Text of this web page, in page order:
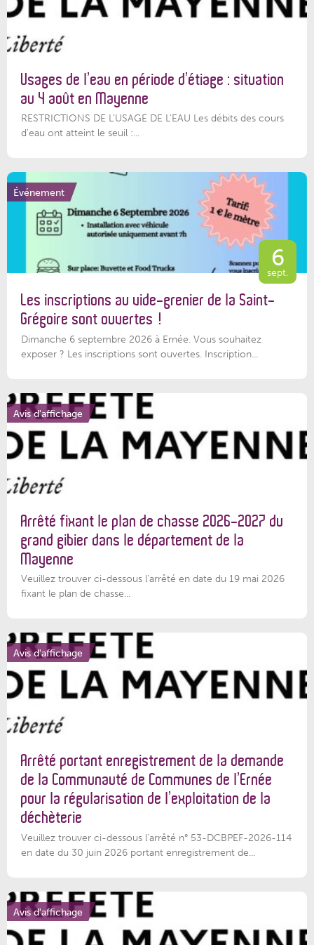
Usages de l’eau en période d’étiage : situation
au 4 août en Mayenne
RESTRICTIONS DE L’USAGE DE L’EAU Les débits des cours
d'eau ont atteint le seuil :...
Événement
6
sept.
Les inscriptions au vide-grenier de la Saint-
Grégoire sont ouvertes !
Dimanche 6 septembre 2026 à Ernée. Vous souhaitez
exposer ? Les inscriptions sont ouvertes. Inscription...
Avis d'affichage
Arrêté fixant le plan de chasse 2026-2027 du
grand gibier dans le département de la
Mayenne
Veuillez trouver ci-dessous l’arrêté en date du 19 mai 2026
fixant le plan de chasse...
Avis d'affichage
Arrêté portant enregistrement de la demande
de la Communauté de Communes de l’Ernée
pour la régularisation de l’exploitation de la
déchèterie
Veuillez trouver ci-dessous l'arrêté n° 53-DCBPEF-2026-114
en date du 30 juin 2026 portant enregistrement de...
Avis d'affichage